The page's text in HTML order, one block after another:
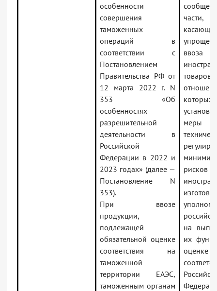
особенности
совершения
таможенных
операций в
соответствии с
Постановлением
Правительства РФ от
12 марта 2022 г. N
353 «Об
особенностях
разрешительной
деятельности в
Российской
Федерации в 2022 и
2023 годах» (далее —
Постановление N
353).
При ввозе
продукции,
подлежащей
обязательной оценке
соответствия на
таможенной
территории ЕАЭС,
таможенным органам
части,
ввоза
которых
меры
рисков
на
их
оценке